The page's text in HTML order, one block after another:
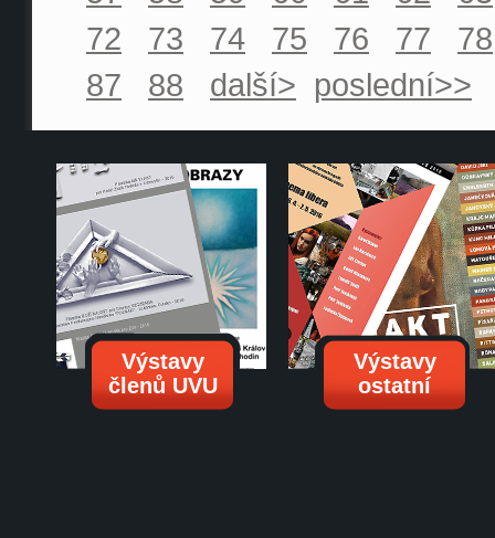
72
73 74 75 76 77
78
87
88 další> poslední>>
Výstavy
členů UVU
Výstavy
ostatní